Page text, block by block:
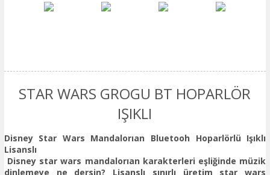
STAR WARS GROGU BT HOPARLÖR
IŞIKLI
Disney Star Wars Mandalorıan Bluetooh Hoparlörlü Işıklı
Lisanslı
Disney star wars mandalorıan karakterleri eşliğinde müzik
dinlemeye ne dersin? Lisanslı sınırlı üretim star wars